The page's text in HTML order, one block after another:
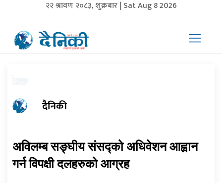
२२ श्रावण २०८३, शुक्रबार | Sat Aug 8 2026
दैनिकी
अविलम्ब सङ्घीय संसद्को अधिवेशन आह्वान
गर्न विपक्षी दलहरुको आग्रह